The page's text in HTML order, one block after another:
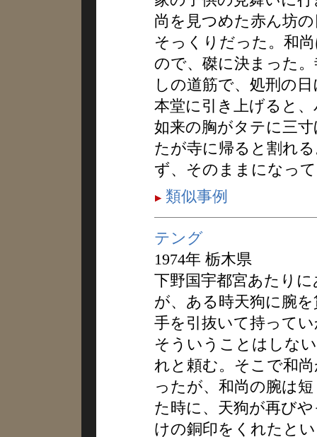
尚を見つめた赤ん坊
そっくりだった。和
ので、磔に決まった
しの道筋で、処刑の
本堂に引き上げると
如来の胸がタテに三
たが寺に帰ると割れ
ず、そのままになっ
類似事例
テング
1974年 栃木県
下野国宇都宮あたり
が、ある時天狗に腕
手を引抜いて持って
そういうことはしな
れと頼む。そこで和
ったが、和尚の腕は
た時に、天狗が再び
けの銅印をくれたと